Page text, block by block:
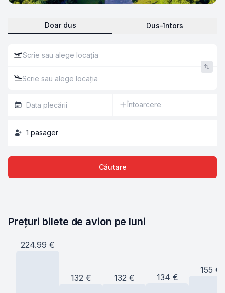
Doar dus Dus-întors
Întoarcere
1 pasager
Căutare
Prețuri bilete de avion pe luni
224.99 €
132 € 132 € 134 €
155 €